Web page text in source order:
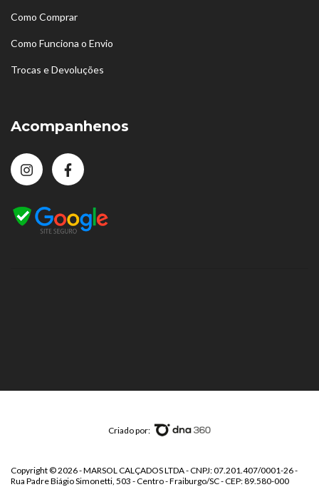
Como Comprar
Como Funciona o Envio
Trocas e Devoluções
Acompanhenos
Criado por:
Copyright © 2026 - MARSOL CALÇADOS LTDA - CNPJ: 07.201.407/0001-26 -
Rua Padre Biágio Simonetti, 503 - Centro - Fraiburgo/SC - CEP: 89.580-000